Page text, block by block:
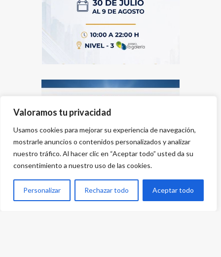
Valoramos tu privacidad
Usamos cookies para mejorar su experiencia de navegación,
mostrarle anuncios o contenidos personalizados y analizar
nuestro tráfico. Al hacer clic en “Aceptar todo” usted da su
consentimiento a nuestro uso de las cookies.
Personalizar Rechazar todo Aceptar todo